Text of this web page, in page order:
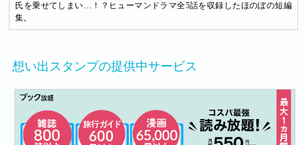
氏を乗せてしまい…！？ヒューマンドラマ全5話を収録したほのぼの短編
集。
想い出スタンプの提供中サービス